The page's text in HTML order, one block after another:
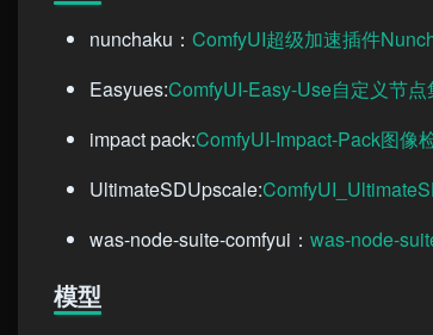
nunchaku： ComfyUI超级加速插件
Easyues:ComfyUI-Easy-Use自定义节
impact pack:ComfyUI-Impact-Pack图像
UltimateSDUpscale:
was-node-suite-comfyui： was-node-
模型